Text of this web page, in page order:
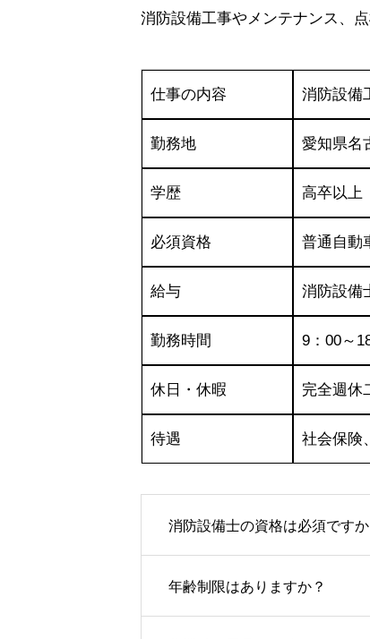
消防設備工事やメンテナンス、
仕事の内容 消防設備
勤務地 愛知県名
学歴 高卒以上
必須資格 普通自動
給与 消防設備
勤務時間 9：00～
休日・休暇 完全週休
待遇 社会保険
消防設備士の資格は必須ですか
年齢制限はありますか？